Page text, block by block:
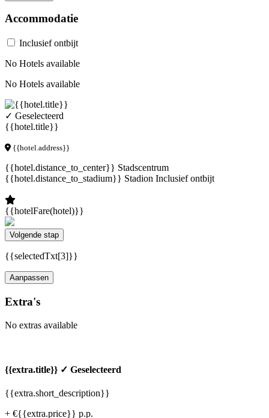
Accommodatie
Inclusief ontbijt
No Hotels available
No Hotels available
✓ Geselecteerd
{{hotel.title}}
{{hotel.address}}
{{hotel.distance_to_center}} Stadscentrum
{{hotel.distance_to_stadium}} Stadion Inclusief ontbijt
{{hotelFare(hotel)}}
Volgende stap
{{selectedTxt[3]}}
Aanpassen
Extra's
No extras available
{{extra.title}} ✓ Geselecteerd
{{extra.short_description}}
+ €{{extra.price}} p.p.